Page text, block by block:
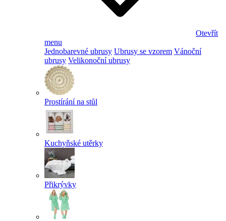
Otevřít
menu
Jednobarevné ubrusy Ubrusy se vzorem Vánoční
ubrusy Velikonoční ubrusy
Prostírání na stůl
Kuchyňské utěrky
Přikrývky